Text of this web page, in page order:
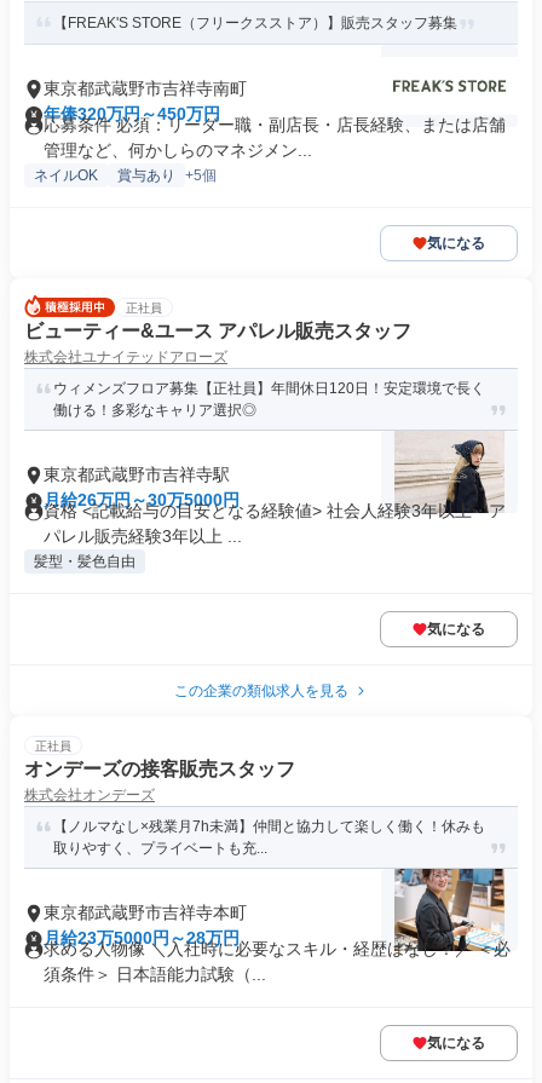
【FREAK'S STORE（フリークスストア）】販売スタッフ募集
東京都武蔵野市吉祥寺南町
年俸320万円～450万円
応募条件 必須：リーダー職・副店長・店長経験、または店舗
管理など、何かしらのマネジメン...
ネイルOK 賞与あり +5個
気になる
正社員
ビューティー&ユース アパレル販売スタッフ
株式会社ユナイテッドアローズ
ウィメンズフロア募集【正社員】年間休日120日！安定環境で長く
働ける！多彩なキャリア選択◎
東京都武蔵野市吉祥寺駅
月給26万円～30万5000円
資格 <記載給与の目安となる経験値> 社会人経験3年以上・ア
パレル販売経験3年以上 ...
髪型・髪色自由
気になる
この企業の類似求人を見る
正社員
オンデーズの接客販売スタッフ
株式会社オンデーズ
【ノルマなし×残業月7h未満】仲間と協力して楽しく働く！休みも
取りやすく、プライベートも充...
東京都武蔵野市吉祥寺本町
月給23万5000円～28万円
求める人物像 ＼入社時に必要なスキル・経歴はなし！／ ＜必
須条件＞ 日本語能力試験（...
気になる